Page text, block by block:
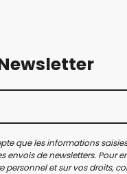
que les informations
envois de newsletters. Pour
personnel et sur vos droits,